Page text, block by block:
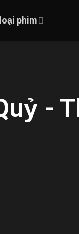
phim
-